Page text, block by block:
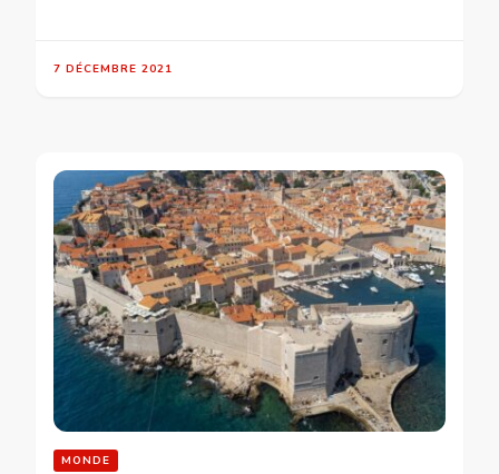
7 DÉCEMBRE 2021
MONDE